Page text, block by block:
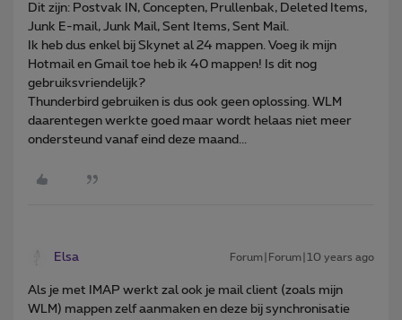
Dit zijn: Postvak IN, Concepten, Prullenbak, Deleted Items,
Junk E-mail, Junk Mail, Sent Items, Sent Mail.
Ik heb dus enkel bij Skynet al 24 mappen. Voeg ik mijn
Hotmail en Gmail toe heb ik 40 mappen! Is dit nog
gebruiksvriendelijk?
Thunderbird gebruiken is dus ook geen oplossing. WLM
daarentegen werkte goed maar wordt helaas niet meer
ondersteund vanaf eind deze maand...
Elsa Forum|Forum|10 years ago
Als je met IMAP werkt zal ook je mail client (zoals mijn
WLM) mappen zelf aanmaken en deze bij synchronisatie